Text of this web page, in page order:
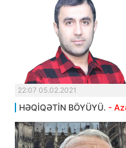
22:07 05.02.2021
HƏQİQƏTİN BÖYÜYÜ. -